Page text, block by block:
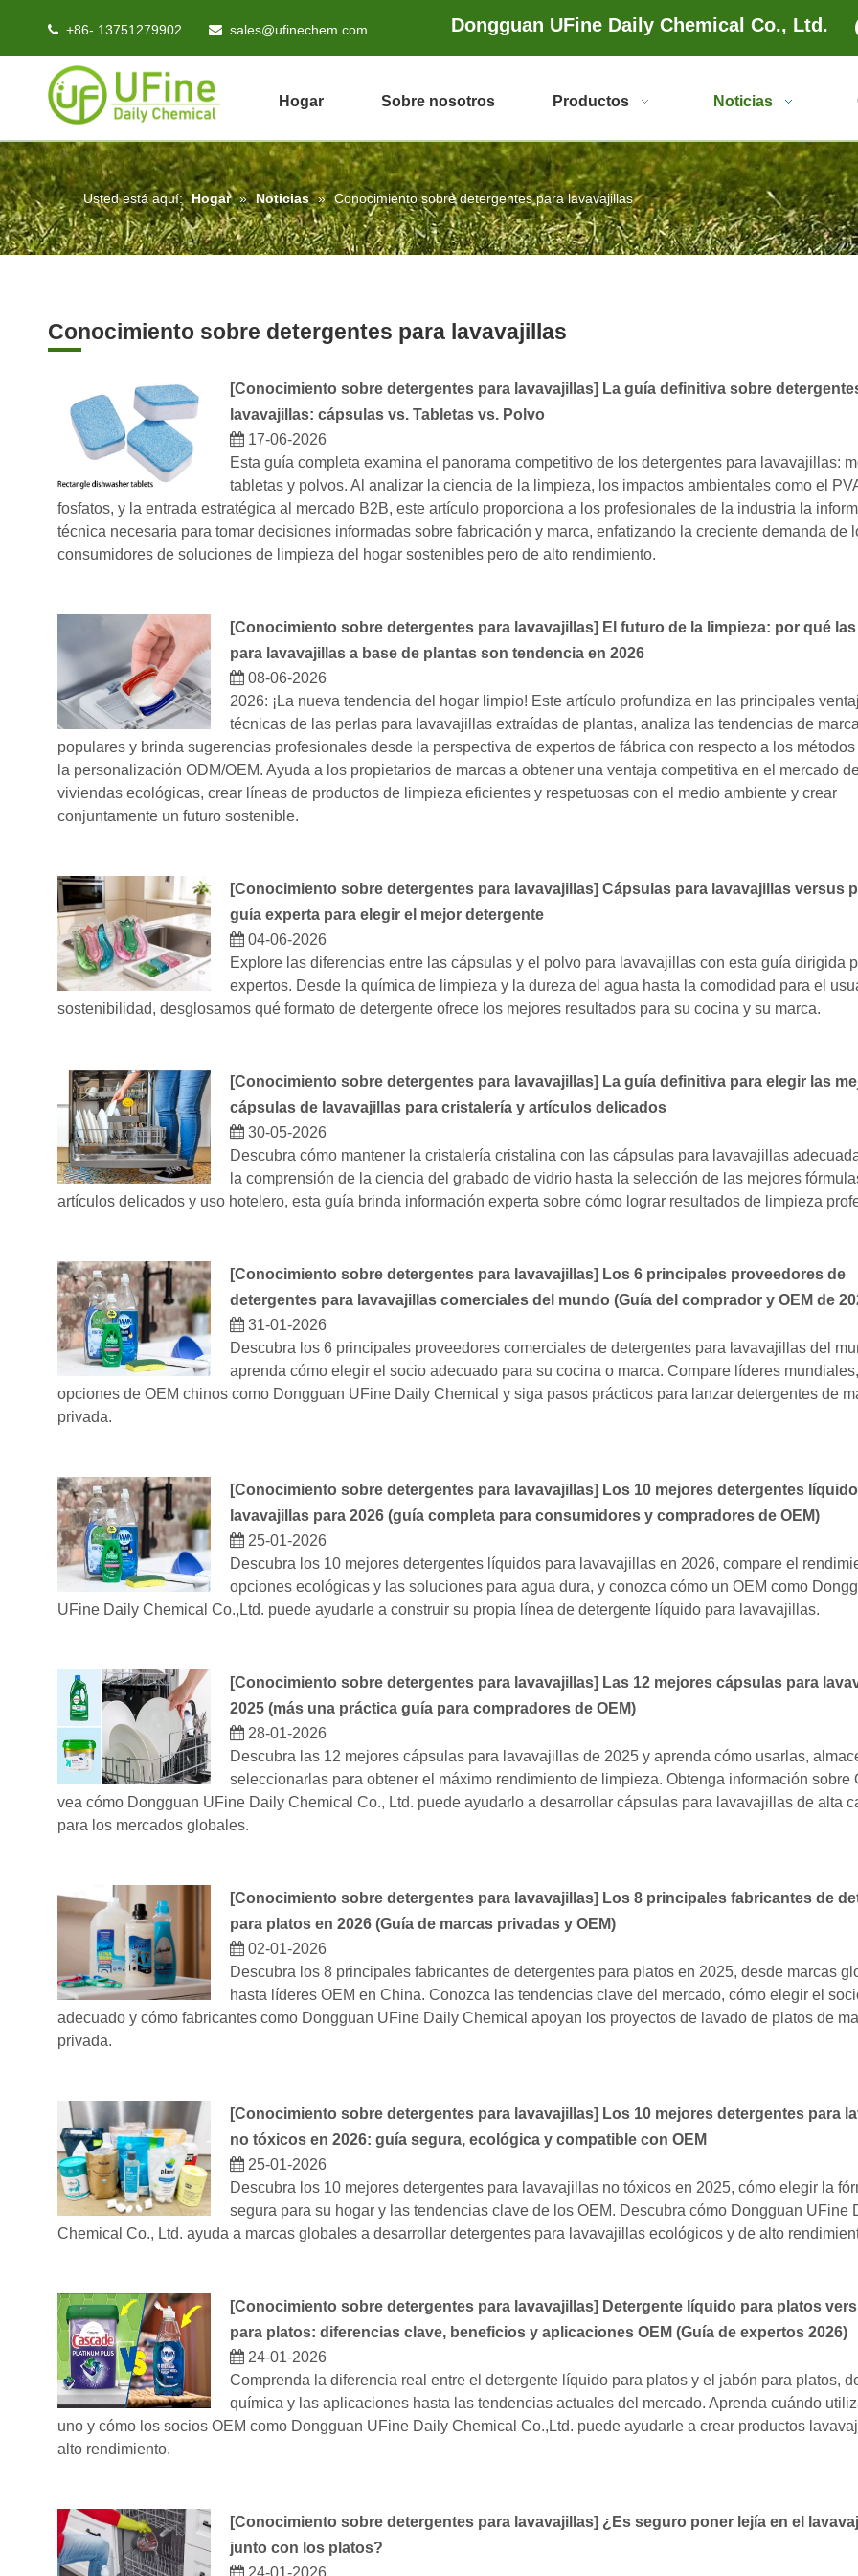
 +86- 13751279902  sales@ufinechem.com Dongguan UFine Daily Chemical Co., Ltd.
Hogar Sobre nosotros Productos Noticias
Usted está aquí: Hogar » Noticias » Conocimiento sobre detergentes para lavavajillas
Conocimiento sobre detergentes para lavavajillas
[Conocimiento sobre detergentes para lavavajillas] La guía definitiva sobre
lavavajillas: cápsulas vs. Tabletas vs. Polvo
17-06-2026
Esta guía completa examina el panorama competitivo de los detergentes para lavavajillas:
tabletas y polvos. Al analizar la ciencia de la limpieza, los impactos ambientales como el
fosfatos, y la entrada estratégica al mercado B2B, este artículo proporciona a los profesionales de la industria la
técnica necesaria para tomar decisiones informadas sobre fabricación y marca, enfatizando la creciente demanda de
consumidores de soluciones de limpieza del hogar sostenibles pero de alto rendimiento.
[Conocimiento sobre detergentes para lavavajillas] El futuro de la limpieza: por qué
para lavavajillas a base de plantas son tendencia en 2026
08-06-2026
2026: ¡La nueva tendencia del hogar limpio! Este artículo profundiza en las principales
técnicas de las perlas para lavavajillas extraídas de plantas, analiza las tendencias de
populares y brinda sugerencias profesionales desde la perspectiva de expertos de fábrica con respecto a los
la personalización ODM/OEM. Ayuda a los propietarios de marcas a obtener una ventaja competitiva en el mercado
viviendas ecológicas, crear líneas de productos de limpieza eficientes y respetuosas con el medio ambiente y crear
conjuntamente un futuro sostenible.
[Conocimiento sobre detergentes para lavavajillas] Cápsulas para lavavajillas versus
guía experta para elegir el mejor detergente
04-06-2026
Explore las diferencias entre las cápsulas y el polvo para lavavajillas con esta guía dirigida
expertos. Desde la química de limpieza y la dureza del agua hasta la comodidad para el
sostenibilidad, desglosamos qué formato de detergente ofrece los mejores resultados para su cocina y su marca.
[Conocimiento sobre detergentes para lavavajillas] La guía definitiva para elegir las
cápsulas de lavavajillas para cristalería y artículos delicados
30-05-2026
Descubra cómo mantener la cristalería cristalina con las cápsulas para lavavajillas
la comprensión de la ciencia del grabado de vidrio hasta la selección de las mejores
artículos delicados y uso hotelero, esta guía brinda información experta sobre cómo lograr resultados de limpieza
[Conocimiento sobre detergentes para lavavajillas] Los 6 principales proveedores de
detergentes para lavavajillas comerciales del mundo (Guía del comprador y OEM de
31-01-2026
Descubra los 6 principales proveedores comerciales de detergentes para lavavajillas del
aprenda cómo elegir el socio adecuado para su cocina o marca. Compare líderes
opciones de OEM chinos como Dongguan UFine Daily Chemical y siga pasos prácticos para lanzar detergentes de
privada.
[Conocimiento sobre detergentes para lavavajillas] Los 10 mejores detergentes
lavavajillas para 2026 (guía completa para consumidores y compradores de OEM)
25-01-2026
Descubra los 10 mejores detergentes líquidos para lavavajillas en 2026, compare el
opciones ecológicas y las soluciones para agua dura, y conozca cómo un OEM como
UFine Daily Chemical Co.,Ltd. puede ayudarle a construir su propia línea de detergente líquido para lavavajillas.
[Conocimiento sobre detergentes para lavavajillas] Las 12 mejores cápsulas para
2025 (más una práctica guía para compradores de OEM)
28-01-2026
Descubra las 12 mejores cápsulas para lavavajillas de 2025 y aprenda cómo usarlas,
seleccionarlas para obtener el máximo rendimiento de limpieza. Obtenga información sobre
vea cómo Dongguan UFine Daily Chemical Co., Ltd. puede ayudarlo a desarrollar cápsulas para lavavajillas de alta
para los mercados globales.
[Conocimiento sobre detergentes para lavavajillas] Los 8 principales fabricantes de
para platos en 2026 (Guía de marcas privadas y OEM)
02-01-2026
Descubra los 8 principales fabricantes de detergentes para platos en 2025, desde marcas
hasta líderes OEM en China. Conozca las tendencias clave del mercado, cómo elegir el
adecuado y cómo fabricantes como Dongguan UFine Daily Chemical apoyan los proyectos de lavado de platos de
privada.
[Conocimiento sobre detergentes para lavavajillas] Los 10 mejores detergentes para
no tóxicos en 2026: guía segura, ecológica y compatible con OEM
25-01-2026
Descubra los 10 mejores detergentes para lavavajillas no tóxicos en 2025, cómo elegir la
segura para su hogar y las tendencias clave de los OEM. Descubra cómo Dongguan UFine
Chemical Co., Ltd. ayuda a marcas globales a desarrollar detergentes para lavavajillas ecológicos y de alto
[Conocimiento sobre detergentes para lavavajillas] Detergente líquido para platos
para platos: diferencias clave, beneficios y aplicaciones OEM (Guía de expertos 2026)
24-01-2026
Comprenda la diferencia real entre el detergente líquido para platos y el jabón para platos,
química y las aplicaciones hasta las tendencias actuales del mercado. Aprenda cuándo
uno y cómo los socios OEM como Dongguan UFine Daily Chemical Co.,Ltd. puede ayudarle a crear productos
alto rendimiento.
[Conocimiento sobre detergentes para lavavajillas] ¿Es seguro poner lejía en el
junto con los platos?
24-01-2026